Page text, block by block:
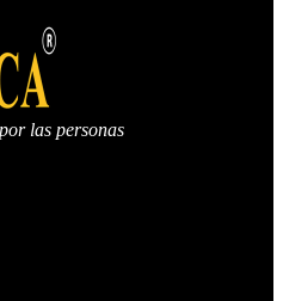
las personas